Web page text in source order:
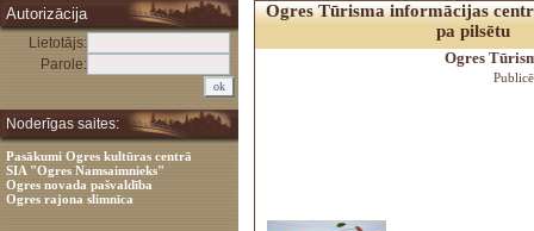
Autorizācija
Lietotājs:
Parole:
Noderīgas saites:
Pasākumi Ogres kultūras centrā
SIA "Ogres Namsaimnieks"
Ogres novada pašvaldība
Ogres rajona slimnīca
Ogres Tūrisma informācijas
pa pilsētu
Ogres